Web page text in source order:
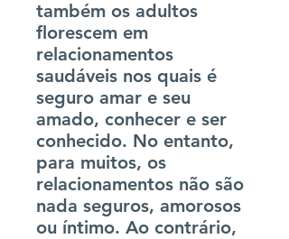
também os adultos
florescem em
relacionamentos
saudáveis nos quais é
seguro amar e seu
amado, conhecer e ser
conhecido. No entanto,
para muitos, os
relacionamentos não são
nada seguros, amorosos
ou íntimo. Ao contrário,